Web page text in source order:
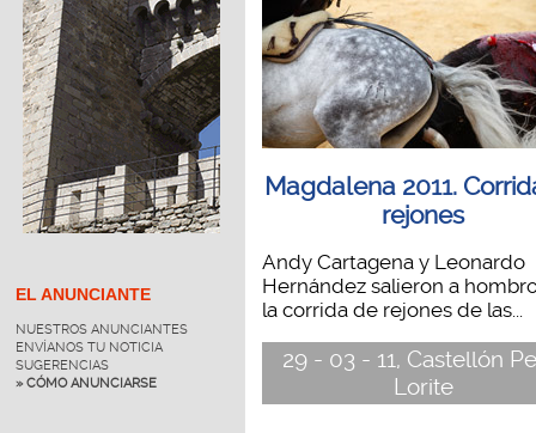
EL ANUNCIANTE
NUESTROS ANUNCIANTES
ENVÍANOS TU NOTICIA
SUGERENCIAS
» CÓMO ANUNCIARSE
Magdalena 2011.
rejones
Andy Cartagena y Leonardo
Hernández salieron a
la corrida de rejones de las...
29 - 03 - 11, Castellón
Lorite